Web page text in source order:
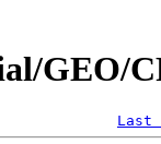
GEO/
Last